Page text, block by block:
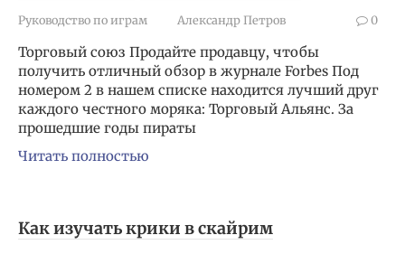
Руководство по играм Александр Петров 0
Торговый союз Продайте продавцу, чтобы
получить отличный обзор в журнале Forbes Под
номером 2 в нашем списке находится лучший друг
каждого честного моряка: Торговый Альянс. За
прошедшие годы пираты
Читать полностью
Как изучать крики в скайрим